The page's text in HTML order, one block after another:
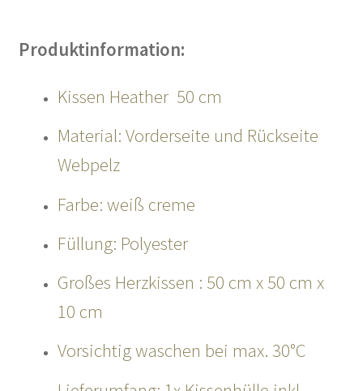
Produktinformation:
Kissen Heather 50 cm
Material: Vorderseite und Rückseite
Webpelz
Farbe: weiß creme
Füllung: Polyester
Großes Herzkissen : 50 cm x 50 cm x
10 cm
Vorsichtig waschen bei max. 30°C